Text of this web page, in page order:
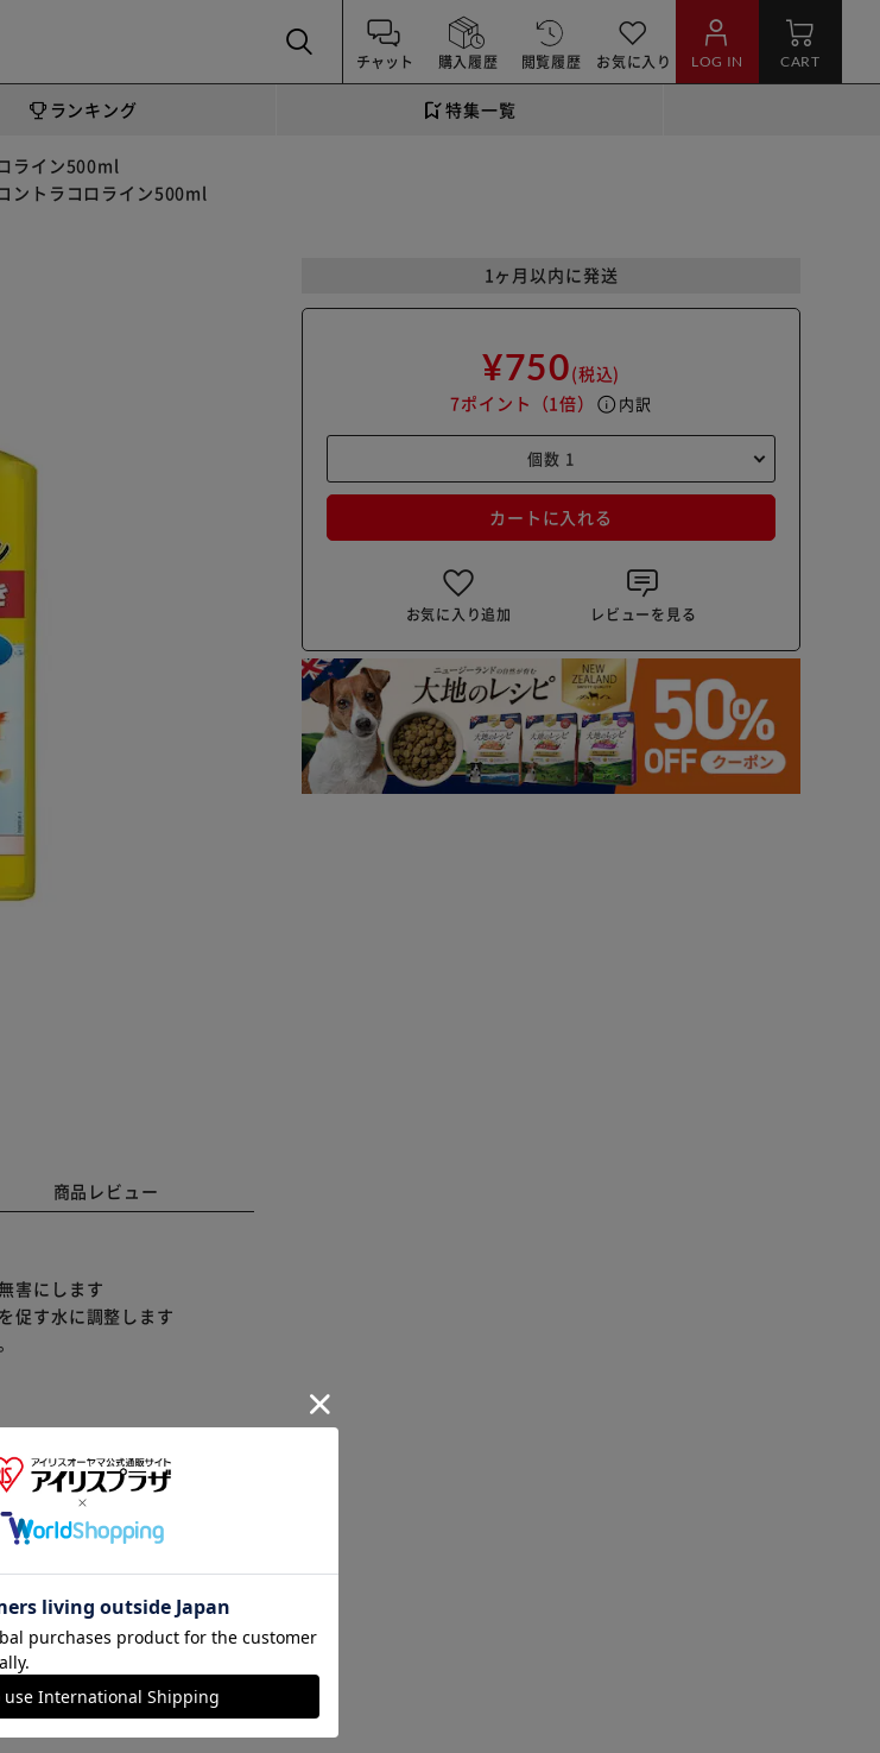
チャット 購入履歴 閲覧履歴 お気に入り LOG IN CART
ランキング 特集一覧
ライン500ml
ントラコロライン500ml
1ヶ月以内に発送
¥750(税込)
7ポイント （1倍） info 内訳
カートに入れる
お気に入り追加 レビューを見る
商品レビュー
害にします
促す水に調整します
ございます。
お願いいたしております。
セレクトしたオススメ商品
た後にお断りさせていただ
い